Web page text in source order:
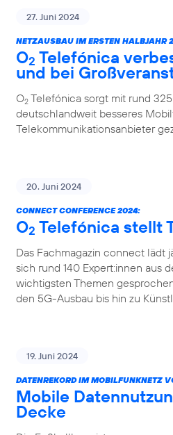
27. Juni 2024
NETZAUSBAU IM ERSTEN HALBJAHR
O2 Telefónica
und bei
O2 Telefónica sorgt mit rund
deutschlandweit besseres
Telekommunikationsanbieter
20. Juni 2024
CONNECT CONFERENCE 2024:
O2 Telefónica stellt
Das Fachmagazin connect lädt
sich rund 140 Expert:innen aus
wichtigsten Themen
den 5G-Ausbau bis hin zu
19. Juni 2024
DATENREKORD IM MOBILFUNKNETZ
Mobile
Decke